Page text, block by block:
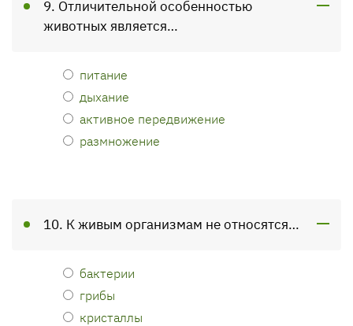
9. Отличительной особенностью
животных является…
питание
дыхание
активное передвижение
размножение
10. К живым организмам не относятся…
бактерии
грибы
кристаллы